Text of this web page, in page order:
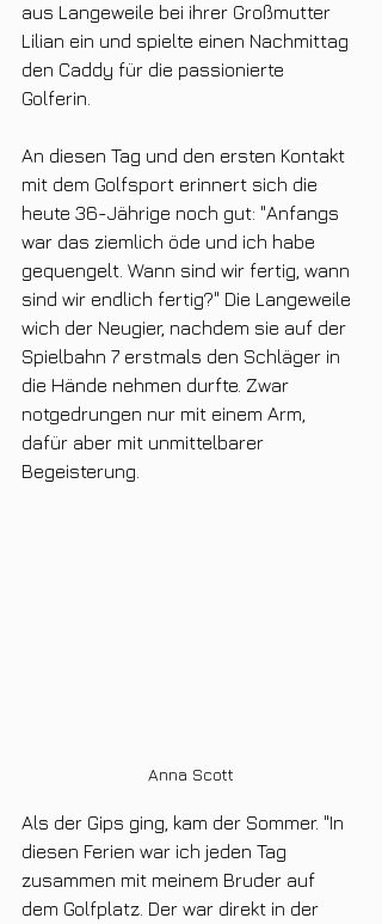
aus Langeweile bei ihrer Großmutter
Lilian ein und spielte einen Nachmittag
den Caddy für die passionierte
Golferin.
An diesen Tag und den ersten Kontakt
mit dem Golfsport erinnert sich die
heute 36-Jährige noch gut: "Anfangs
war das ziemlich öde und ich habe
gequengelt. Wann sind wir fertig, wann
sind wir endlich fertig?" Die Langeweile
wich der Neugier, nachdem sie auf der
Spielbahn 7 erstmals den Schläger in
die Hände nehmen durfte. Zwar
notgedrungen nur mit einem Arm,
dafür aber mit unmittelbarer
Begeisterung.
Anna Scott
Als der Gips ging, kam der Sommer. "In
diesen Ferien war ich jeden Tag
zusammen mit meinem Bruder auf
dem Golfplatz. Der war direkt in der